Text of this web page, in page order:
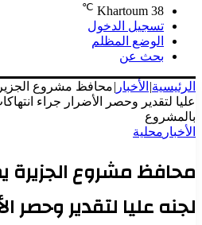
Khartoum 38
℃
تسجيل الدخول
الوضع المظلم
بحث عن
الرئيسية| الأخبار |محافظ مشروع
عليا لتقدير وحصر الأضرار جراء
بالمشروع
الأخبار محلية
محافظ مشروع الجزيرة
لجنه عليا لتقدير وحصر